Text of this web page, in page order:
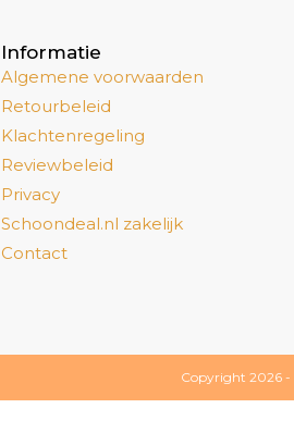
Informatie
Algemene voorwaarden
Retourbeleid
Klachtenregeling
Reviewbeleid
Privacy
Schoondeal.nl zakelijk
Contact
Copyright 2026 -